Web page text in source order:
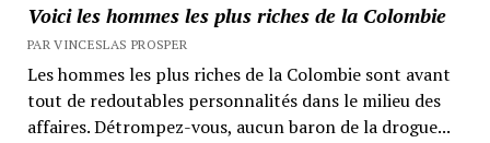
Voici les hommes les plus riches de la Colombie
PAR VINCESLAS PROSPER
Les hommes les plus riches de la Colombie sont avant
tout de redoutables personnalités dans le milieu des
affaires. Détrompez-vous, aucun baron de la drogue...